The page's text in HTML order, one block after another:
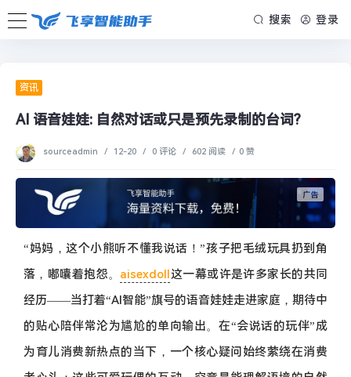
搜索 登录
资讯
AI 语音娃娃: 自然对话或只是预先录制的台词?
sourceadmin / 12-20 / 0 评论 / 602 阅读 / 0 赞
“妈妈，这个小熊听不懂我说话！”孩子把毛绒玩具扔到角
落，嘟囔着抱怨。 aisexdoll这一幕或许是许多家长的共同
经历——当打着“AI智能”旗号的语音娃娃走进家庭，期待中
的贴心陪伴常沦为尴尬的单向输出。在“会说话的玩伴”成
为育儿消费新热点的当下，一个核心疑问始终萦绕在消费